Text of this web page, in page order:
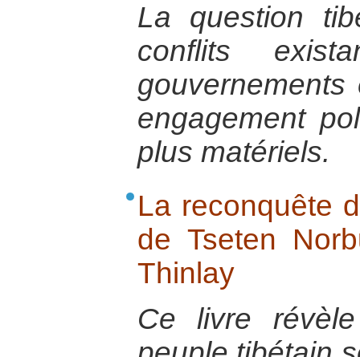
La question
conflits
engagement
plus matériels.
La reconquête
de Tseten
Thinlay
Ce livre